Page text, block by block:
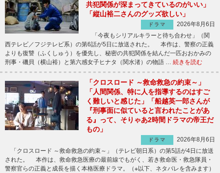
共犯関係が深まってきているのがいい」
「縦山裕二さんのグッズ欲しい」
ドラマ
2026年8月6日
「今夜もシリアルキラーと待ち合わせ」（関
西テレビ／フジテレビ系）の第6話が5日に放送された。 本作は、警察の正義
よりも復讐（ふくしゅう）を優先し、秘密の共犯関係を結んだ一匹おおかみの
刑事・磯貝（横山裕）と第六感女子ヒナタ（関水渚）の物語 … 続きを読む
「クロスロード ～救命救急の約束～」
「人間関係、特に人を指導するのはすご
く難しいと感じた」「船越英一郎さんが
『刑事面に似ていると言われたことがあ
る』って、そりゃあ2時間ドラマの帝王だ
もの」
ドラマ
2026年8月6日
「クロスロード ～救命救急の約束～」（テレビ朝日系）の第5話が4日に放送
された。 本作は、救命救急医療の最前線でもがく、若き救命医・救急隊員・
警察官らの正義と成長を描く本格医療ドラマ。（※以下、ネタバレを含みます）